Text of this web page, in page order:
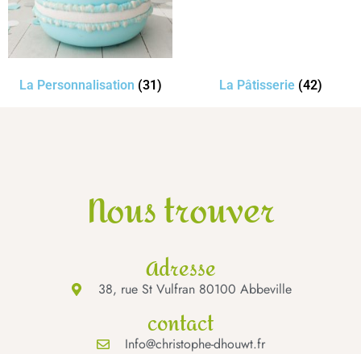
La Personnalisation (31) La Pâtisserie (42)
Nous trouver
Adresse
38, rue St Vulfran 80100 Abbeville
contact
Info@christophe-dhouwt.fr